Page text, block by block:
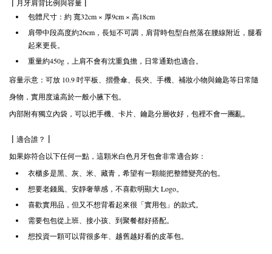
| 月牙肩背比例與容量 |
包體尺寸：約 寬32cm × 厚9cm × 高18cm
肩帶中段高度約26cm，長短不可調，肩背時包型自然落在腰線附近，腿看
起來更長。
重量約450g，上肩不會有沈重負擔，日常通勤也適合。
容量示意：可放 10.9 吋平板、摺疊傘、長夾、手機、補妝小物與鑰匙等日常隨
身物，實用度遠高於一般小腋下包。
內部附有獨立內袋，可以把手機、卡片、鑰匙分層收好，包裡不會一團亂。
| 適合誰？ |
如果妳符合以下任何一點，這顆米白色月牙包會非常適合妳：
衣櫃多是黑、灰、米、藏青，希望有一顆能把整體變亮的包。
想要老錢風、安靜奢華感，不喜歡明顯大 Logo。
喜歡實用品，但又不想背看起來很「實用包」的款式。
需要包包從上班、接小孩、到聚餐都好搭配。
想投資一顆可以背很多年、越舊越好看的皮革包。